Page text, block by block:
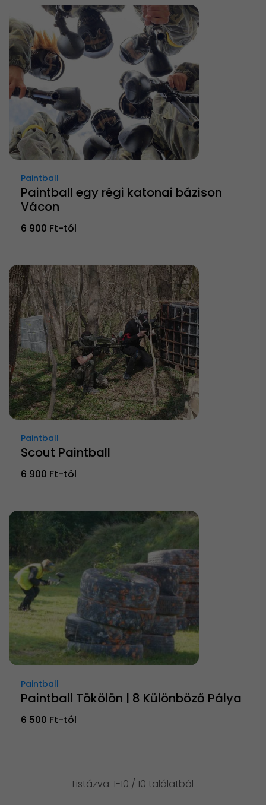
Paintball
Paintball egy régi katonai bázison
Vácon
6 900 Ft-tól
Paintball
Scout Paintball
6 900 Ft-tól
Paintball
Paintball Tökölön | 8 Különböző Pálya
6 500 Ft-tól
Listázva: 1-10 / 10 találatból